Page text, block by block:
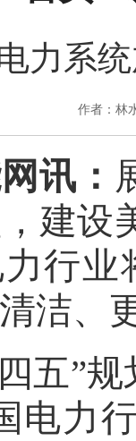
力系
作者：林
讯：
建设
行业
洁、
五”
电力